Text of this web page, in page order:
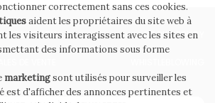
POLICY COOKIE POLICY
DE VENTE
correctement sans ces cookies.
aident les propriétaires du site web à
les visiteurs interagissent avec les sites en
des informations sous forme
marketingsont utilisés pour surveiller les
est d'afficher des annonces pertinentes et